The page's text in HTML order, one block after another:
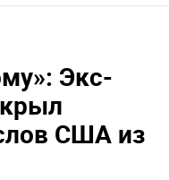
Экс-
США из